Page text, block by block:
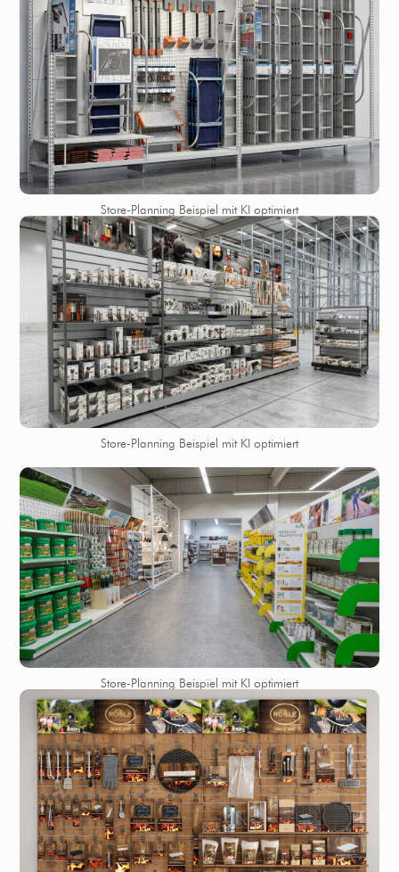
Store-Planning Beispiel mit KI optimiert
Store-Planning Beispiel mit KI optimiert
Store-Planning Beispiel mit KI optimiert